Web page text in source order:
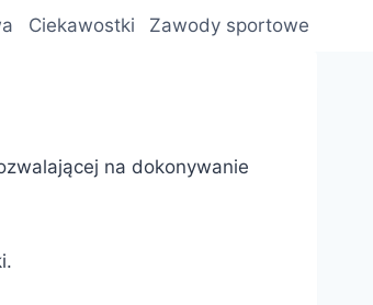
Ciekawostki Zawody sportowe
na dokonywanie